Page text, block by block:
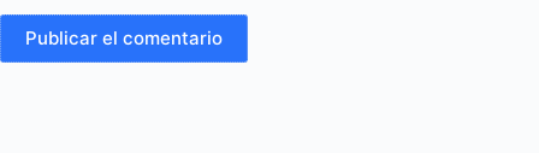
Publicar el comentario